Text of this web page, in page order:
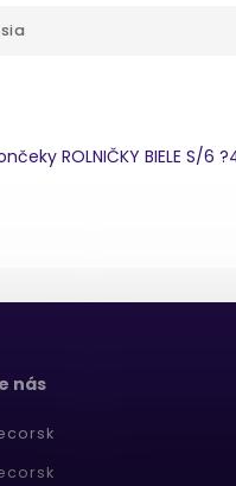
ROLNIČKY BIELE S/6
nás